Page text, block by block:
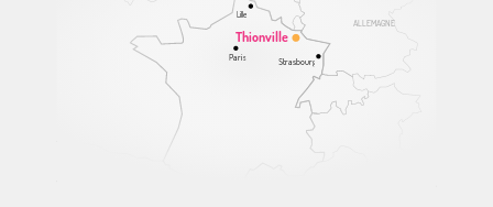
ALLEMAGNE
Thionville
Lille
Paris Strasbourg